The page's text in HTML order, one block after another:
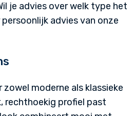
je advies over welk type het
advies van onze
moderne als klassieke
rechthoekig profiel past